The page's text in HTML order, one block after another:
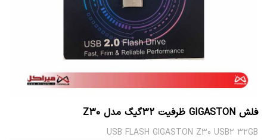
فلش GIGASTON ظرفیت 32گیگ مدل Z30
USB FLASH GIGASTON Z30 USB2 32GB